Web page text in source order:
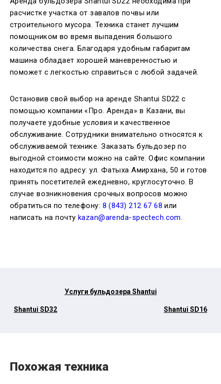
расчистке участка от завалов почвы или
строительного мусора. Техника станет лучшим
помощником во время выпадения большого
количества снега. Благодаря удобным габаритам
машина обладает хорошей маневренностью и
поможет с легкостью справиться с любой задачей.
Остановив свой выбор на аренде Shantui SD22 с
помощью компании «Про. Аренда» в Казани, вы
получаете удобные условия и качественное
обслуживание. Сотрудники внимательно относятся к
обслуживаемой технике. Заказать бульдозер по
выгодной стоимости можно на сайте. Офис компании
находится по адресу: ул. Фатыха Амирхана, 50 и готов
принять посетителей ежедневно, круглосуточно. В
случае возникновения срочных вопросов можно
обратиться по телефону: 8 (843) 212 67 68 или
написать на почту kazan@arenda-spectech.com.
Shantui SD32
Услуги бульдозера Shantui
Shantui SD16
Похожая техника